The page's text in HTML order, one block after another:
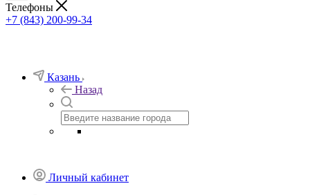
Телефоны
+7 (843) 200-99-34
Казань
Назад
Личный кабинет